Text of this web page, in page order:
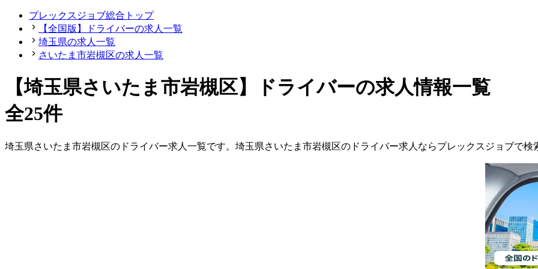
プレックスジョブ総合トップ
【全国版】ドライバーの求人一覧
埼玉県の求人一覧
さいたま市岩槻区の求人一覧
【埼玉県さいたま市岩槻区】ドライバーの求人情報一覧
全25件
埼玉県さいたま市岩槻区の ドライバー求人一覧です。 埼玉県さいたま市岩槻区の ドライバー求人ならプレックスジョブで検